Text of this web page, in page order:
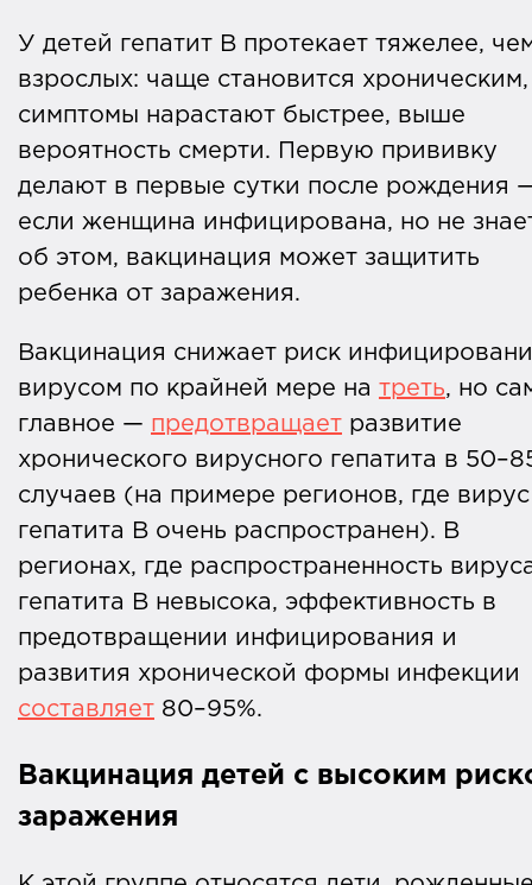
У детей гепатит B протекает тяжелее,
взрослых: чаще становится хроническим,
симптомы нарастают быстрее, выше
вероятность смерти. Первую прививку
делают в первые сутки после рождения
если женщина инфицирована, но не
об этом, вакцинация может защитить
ребенка от заражения.
Вакцинация снижает риск
вирусом по крайней мере на треть, но
главное — предотвращает развитие
хронического вирусного гепатита в
случаев (на примере регионов, где вирус
гепатита В очень распространен). В
регионах, где распространенность
гепатита В невысока, эффективность в
предотвращении инфицирования и
развития хронической формы инфекции
составляет 80–95%.
Вакцинация детей с высоким
заражения